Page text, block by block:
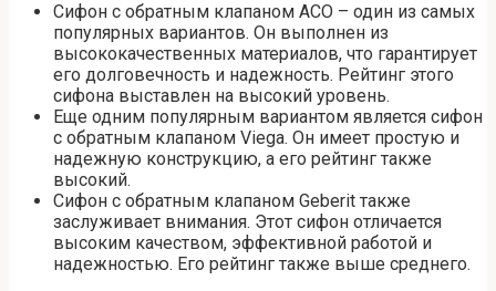
Сифон с обратным клапаном ACO – один из самых
популярных вариантов. Он выполнен из
высококачественных материалов, что гарантирует
его долговечность и надежность. Рейтинг этого
сифона выставлен на высокий уровень.
Еще одним популярным вариантом является сифон
с обратным клапаном Viega. Он имеет простую и
надежную конструкцию, а его рейтинг также
высокий.
Сифон с обратным клапаном Geberit также
заслуживает внимания. Этот сифон отличается
высоким качеством, эффективной работой и
надежностью. Его рейтинг также выше среднего.